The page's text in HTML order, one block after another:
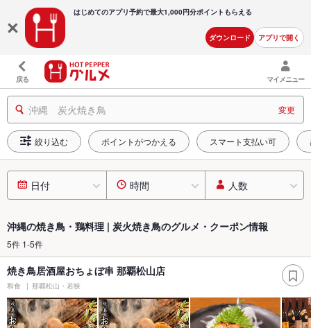
はじめてのアプリ予約で最大1,000円分ポイントもらえる
ダウンロード アプリで開く
戻る マイメニュー
沖縄 炭火焼き鳥 変更
絞り込む ポイントがつかえる スマート支払い可
日付 時間 人数
沖縄の焼き鳥・鶏料理 | 炭火焼き鳥のグルメ・クーポン情報
5件 1-5件
焼き鳥居酒屋おちょぼ串 那覇松山店
和食 那覇松山・若狭